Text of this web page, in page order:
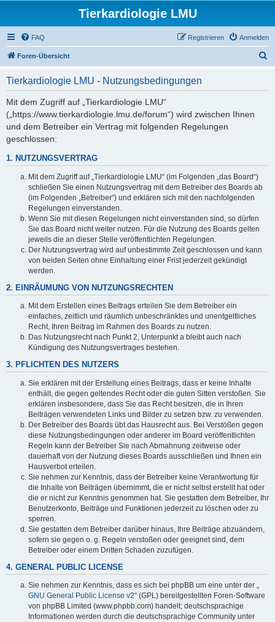
Tierkardiologie LMU
FAQ Anmelden
Registrieren
Foren-Übersicht
Tierkardiologie LMU - Nutzungsbedingungen
Mit dem Zugriff auf „Tierkardiologie LMU“
(„https://www.tierkardiologie.lmu.de/forum“) wird zwischen Ihnen
und dem Betreiber ein Vertrag mit folgenden Regelungen
geschlossen:
1. NUTZUNGSVERTRAG
Mit dem Zugriff auf „Tierkardiologie LMU“ (im Folgenden „das Board“)
schließen Sie einen Nutzungsvertrag mit dem Betreiber des Boards ab
(im Folgenden „Betreiber“) und erklären sich mit den nachfolgenden
Regelungen einverstanden.
Wenn Sie mit diesen Regelungen nicht einverstanden sind, so dürfen
Sie das Board nicht weiter nutzen. Für die Nutzung des Boards gelten
jeweils die an dieser Stelle veröffentlichten Regelungen.
Der Nutzungsvertrag wird auf unbestimmte Zeit geschlossen und kann
von beiden Seiten ohne Einhaltung einer Frist jederzeit gekündigt
werden.
2. EINRÄUMUNG VON NUTZUNGSRECHTEN
Mit dem Erstellen eines Beitrags erteilen Sie dem Betreiber ein
einfaches, zeitlich und räumlich unbeschränktes und unentgeltliches
Recht, Ihren Beitrag im Rahmen des Boards zu nutzen.
Das Nutzungsrecht nach Punkt 2, Unterpunkt a bleibt auch nach
Kündigung des Nutzungsvertrages bestehen.
3. PFLICHTEN DES NUTZERS
Sie erklären mit der Erstellung eines Beitrags, dass er keine Inhalte
enthält, die gegen geltendes Recht oder die guten Sitten verstoßen. Sie
erklären insbesondere, dass Sie das Recht besitzen, die in Ihren
Beiträgen verwendeten Links und Bilder zu setzen bzw. zu verwenden.
Der Betreiber des Boards übt das Hausrecht aus. Bei Verstößen gegen
diese Nutzungsbedingungen oder anderer im Board veröffentlichten
Regeln kann der Betreiber Sie nach Abmahnung zeitweise oder
dauerhaft von der Nutzung dieses Boards ausschließen und Ihnen ein
Hausverbot erteilen.
Sie nehmen zur Kenntnis, dass der Betreiber keine Verantwortung für
die Inhalte von Beiträgen übernimmt, die er nicht selbst erstellt hat oder
die er nicht zur Kenntnis genommen hat. Sie gestatten dem Betreiber, Ihr
Benutzerkonto, Beiträge und Funktionen jederzeit zu löschen oder zu
sperren.
Sie gestatten dem Betreiber darüber hinaus, Ihre Beiträge abzuändern,
sofern sie gegen o. g. Regeln verstoßen oder geeignet sind, dem
Betreiber oder einem Dritten Schaden zuzufügen.
4. GENERAL PUBLIC LICENSE
Sie nehmen zur Kenntnis, dass es sich bei phpBB um eine unter der „
GNU General Public License v2“ (GPL) bereitgestellten Foren-Software
von phpBB Limited (www.phpbb.com) handelt; deutschsprachige
Informationen werden durch die deutschsprachige Community unter